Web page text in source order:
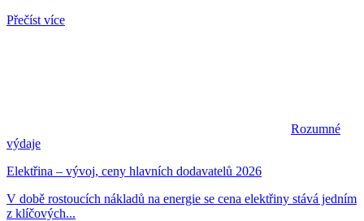
Přečíst více
Rozumné
výdaje
Elektřina – vývoj, ceny hlavních dodavatelů 2026
V době rostoucích nákladů na energie se cena elektřiny stává jedním
z klíčových...